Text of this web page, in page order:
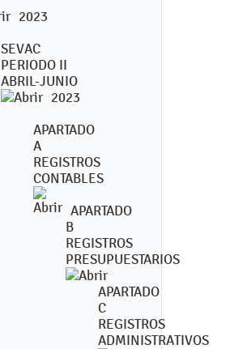
2023
SEVAC
PERIODO II
ABRIL-JUNIO
2023
APARTADO
A
REGISTROS
CONTABLES
APARTADO
B
REGISTROS
PRESUPUESTARIOS
APARTADO
C
REGISTROS
ADMINISTRATIVOS